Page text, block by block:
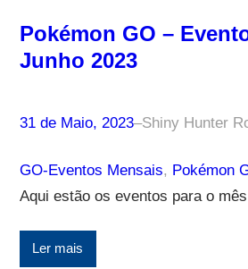
Pokémon GO –
Junho 2023
31 de Maio, 2023–Shiny Hunter
GO-Eventos Mensais, Pokémon
Aqui estão os eventos para o
Ler mais